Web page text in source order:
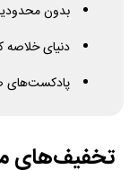
بدون
دنیای
پادکست‌های
تخفیف‌های